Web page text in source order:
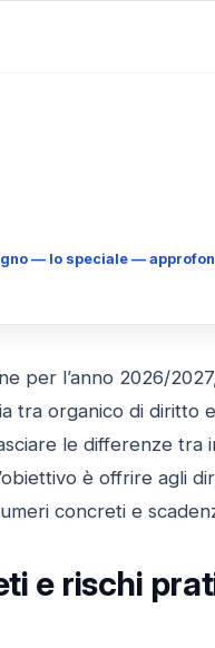
— lo speciale —
per l’anno 2026/
tra organico di diritto
le differenze tra
è offrire agli
concreti e
e rischi